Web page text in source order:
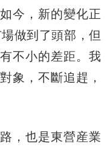
今，新的變化正
做到了頭部，但
不小的差距。我
象，不斷追趕，
，也是東營産業